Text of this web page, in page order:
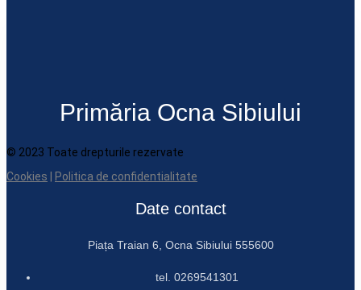
Primăria Ocna Sibiului
© 2023 Toate drepturile rezervate
Cookies
Politica de confidentialitate
Date contact
Piața Traian 6, Ocna Sibiului 555600
tel. 0269541301